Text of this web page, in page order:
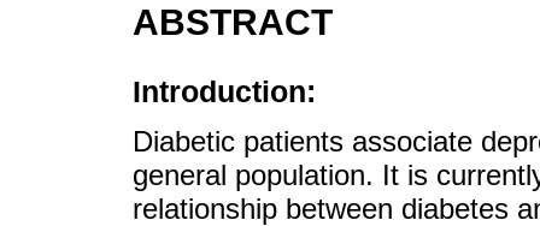
ABSTRACT
Introduction:
Diabetic patients associate
general population. It is
relationship between diabetes